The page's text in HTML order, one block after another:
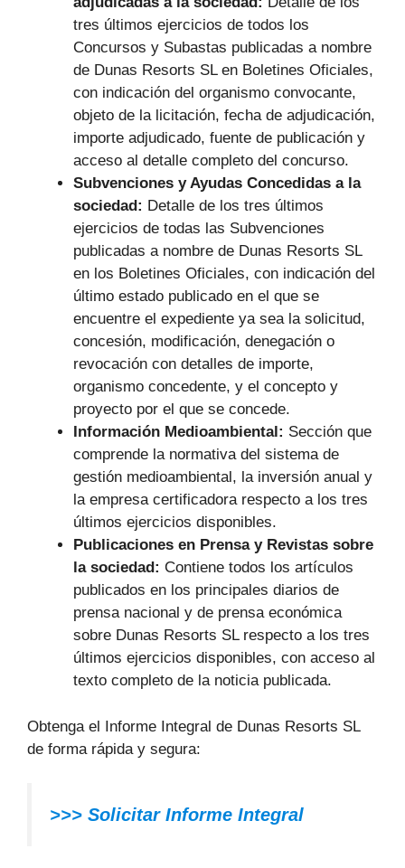
tres últimos ejercicios de todos los
Concursos y Subastas publicadas a nombre
de Dunas Resorts SL en Boletines Oficiales,
con indicación del organismo convocante,
objeto de la licitación, fecha de adjudicación,
importe adjudicado, fuente de publicación y
acceso al detalle completo del concurso.
Subvenciones y Ayudas Concedidas a la
sociedad: Detalle de los tres últimos
ejercicios de todas las Subvenciones
publicadas a nombre de Dunas Resorts SL
en los Boletines Oficiales, con indicación del
último estado publicado en el que se
encuentre el expediente ya sea la solicitud,
concesión, modificación, denegación o
revocación con detalles de importe,
organismo concedente, y el concepto y
proyecto por el que se concede.
Información Medioambiental: Sección que
comprende la normativa del sistema de
gestión medioambiental, la inversión anual y
la empresa certificadora respecto a los tres
últimos ejercicios disponibles.
Publicaciones en Prensa y Revistas sobre
la sociedad: Contiene todos los artículos
publicados en los principales diarios de
prensa nacional y de prensa económica
sobre Dunas Resorts SL respecto a los tres
últimos ejercicios disponibles, con acceso al
texto completo de la noticia publicada.
Obtenga el Informe Integral de Dunas Resorts SL
de forma rápida y segura:
>>> Solicitar Informe Integral